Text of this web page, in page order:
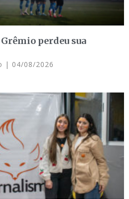
perdeu sua
04/08/2026